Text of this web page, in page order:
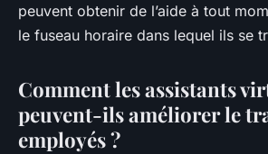
peuvent obtenir de l’aide à tout
le fuseau horaire dans lequel ils se
Comment les assistants
peuvent-ils améliorer le
employés ?